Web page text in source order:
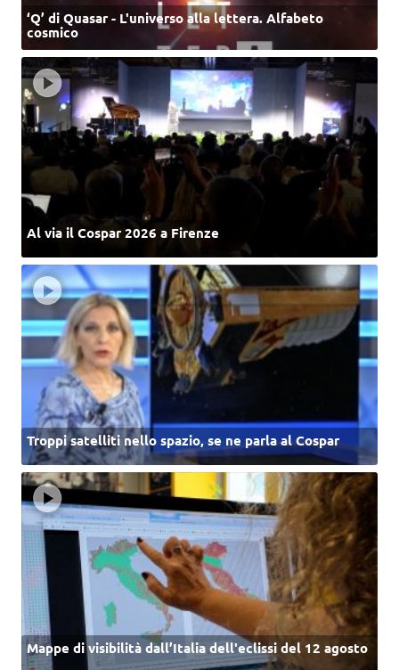
‘Q’ di Quasar - L'universo alla lettera. Alfabeto
cosmico
Al via il Cospar 2026 a Firenze
Troppi satelliti nello spazio, se ne parla al Cospar
Mappe di visibilità dall’Italia dell'eclissi del 12 agosto